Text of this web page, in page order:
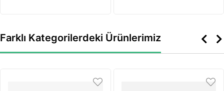
Farklı Kategorilerdeki Ürünlerimiz